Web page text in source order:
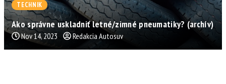
TECHNIK
Ako správne uskladniť letné/zimné pneumatiky? (archív)
Nov 14, 2023 Redakcia Autosuv